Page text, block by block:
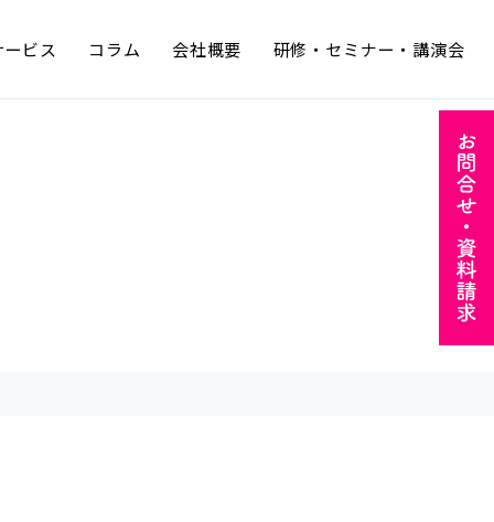
ビス コラム 会社概要 研修・セミナー・講演会